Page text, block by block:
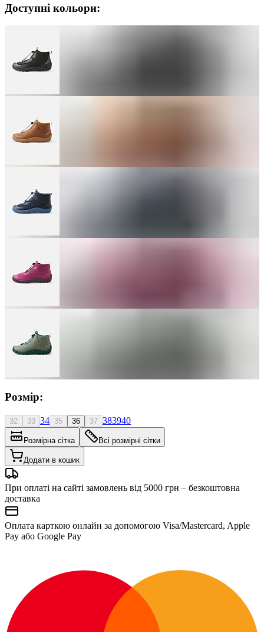
Доступні кольори:
Розмір:
32 33 34 35 36 37 383940
Розмірна сітка Всі розмірні сітки
Додати в кошик
При оплаті на сайті замовлень від 5000 грн – безкоштовна
доставка
Оплата карткою онлайн за допомогою Visa/Mastercard, Apple
Pay або Google Pay